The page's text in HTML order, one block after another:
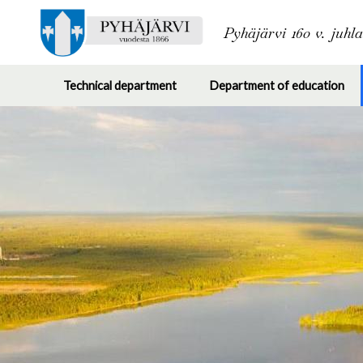
Pyhäjärvi 160 v.
Technical department
Toggle
submenu
Department of education